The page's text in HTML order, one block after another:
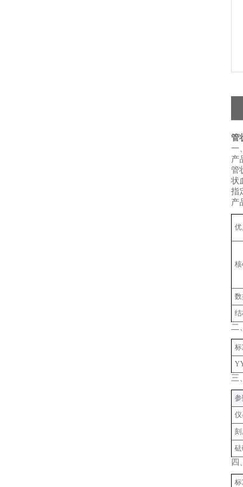
管
‌一、
产
管
状
指
产
优
核
结
二
三
参
仪
刻
四